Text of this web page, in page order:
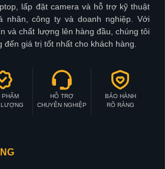
lấp đặt camera và hỗ trợ kỹ thuật
nhân, công ty và doanh nghiệp. Với
và chất lượng lên hàng đầu, chúng tôi
đến giá trị tốt nhất cho khách hàng.
PHẨM
LƯỢNG
HỖ TRỢ
CHUYÊN NGHIỆP
BẢO HÀNH
RÕ RÀNG